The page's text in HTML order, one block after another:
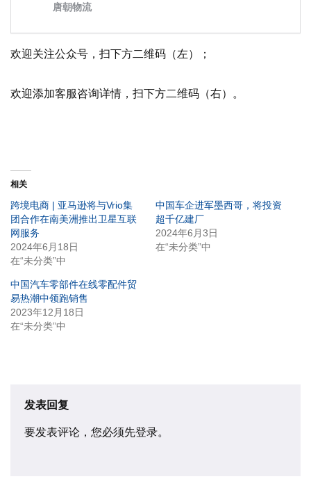
欢迎关注公众号，扫下方二维码（左）；
欢迎添加客服咨询详情，扫下方二维码（右）。
相关
跨境电商 | 亚马逊将与Vrio集
团合作在南美洲推出卫星互联
网服务
2024年6月18日
在“未分类”中
中国车企进军墨西哥，将投资
超千亿建厂
2024年6月3日
在“未分类”中
中国汽车零部件在线零配件贸
易热潮中领跑销售
2023年12月18日
在“未分类”中
发表回复
要发表评论，您必须先登录。